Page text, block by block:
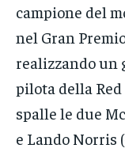
campione del
nel Gran
realizzando un
pilota della
spalle le due
e Lando Norris